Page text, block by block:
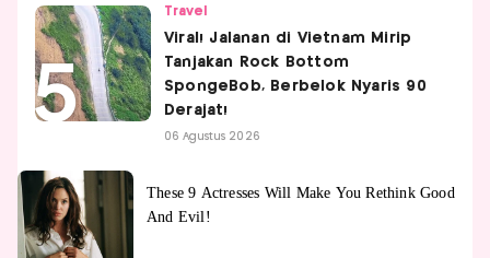
Travel
Viral! Jalanan di Vietnam Mirip
Tanjakan Rock Bottom
SpongeBob, Berbelok Nyaris 90
Derajat!
06 Agustus 2026